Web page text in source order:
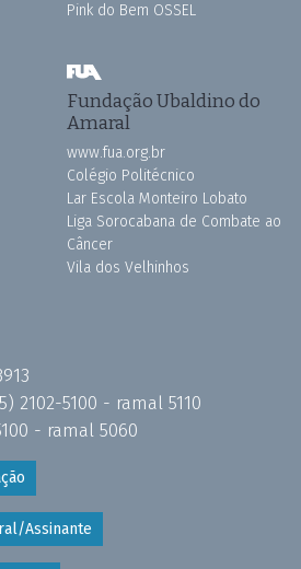
Pink do Bem OSSEL
Fundação Ubaldino do
Amaral
www.fua.org.br
Colégio Politécnico
Lar Escola Monteiro Lobato
Liga Sorocabana de Combate ao
Câncer
Vila dos Velhinhos
2102-5100 - ramal 5110
- ramal 5060
Assinante